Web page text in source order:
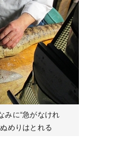
みに“急がなけれ
めりはとれる